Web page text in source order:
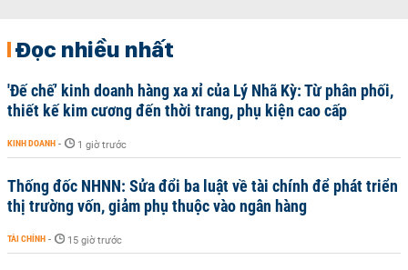
Đọc nhiều nhất
'Đế chế’ kinh doanh hàng xa xỉ của Lý Nhã Kỳ: Từ phân phối,
thiết kế kim cương đến thời trang, phụ kiện cao cấp
KINH DOANH - 1 giờ trước
Thống đốc NHNN: Sửa đổi ba luật về tài chính để phát triển
thị trường vốn, giảm phụ thuộc vào ngân hàng
TÀI CHÍNH - 15 giờ trước